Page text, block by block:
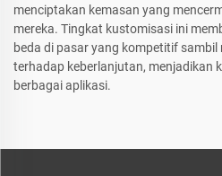
menciptakan kemasan yang
mereka. Tingkat kustomisasi ini
beda di pasar yang kompetitif
terhadap keberlanjutan, menjadikan
berbagai aplikasi.